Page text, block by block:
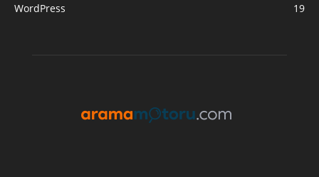
WordPress
19